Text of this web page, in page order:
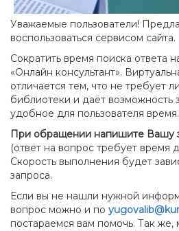
Уважаемые пользователи!
воспользоваться сервисом сайта.
Сократить время поиска ответа
«Онлайн консультант».
отличается тем, что не требует
библиотеки и даёт возможность
удобное для пользователя время.
При обращении напишите Вашу
(ответ на вопрос требует время
Скорость выполнения будет
запроса.
Если вы не нашли нужной
вопрос можно и по
постараемся вам помочь. Так же,